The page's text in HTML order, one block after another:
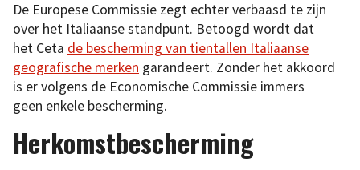
De Europese Commissie zegt echter verbaasd te zijn
over het Italiaanse standpunt. Betoogd wordt dat
het Ceta de bescherming van tientallen Italiaanse
geografische merken garandeert. Zonder het akkoord
is er volgens de Economische Commissie immers
geen enkele bescherming.
Herkomstbescherming